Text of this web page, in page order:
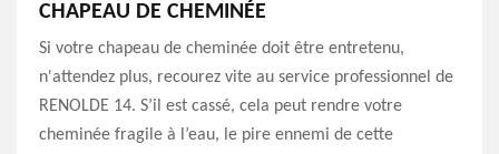
CHAPEAU DE CHEMINÉE
Si votre chapeau de cheminée doit être entretenu,
n'attendez plus, recourez vite au service professionnel de
RENOLDE 14. S’il est cassé, cela peut rendre votre
cheminée fragile à l’eau, le pire ennemi de cette